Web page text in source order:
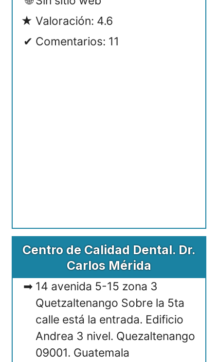
Valoración: 4.6
Comentarios: 11
Centro de Calidad Dental. Dr.
Carlos Mérida
14 avenida 5-15 zona 3
Quetzaltenango Sobre la 5ta
calle está la entrada. Edificio
Andrea 3 nivel. Quezaltenango
09001. Guatemala